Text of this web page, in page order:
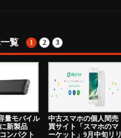
覧 1 2 3
量モバイル
新製品
ンパクト
中古スマホの個人間売
買サイト「スマホのマ
ーケット」9月中旬リリ